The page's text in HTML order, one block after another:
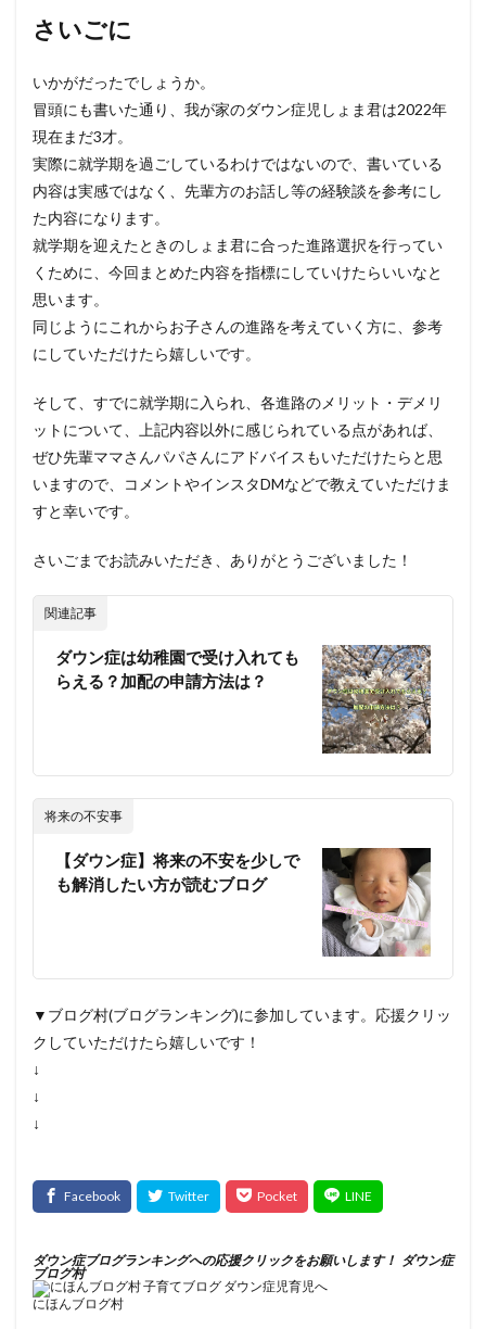
さいごに
いかがだったでしょうか。
冒頭にも書いた通り、我が家のダウン症児しょま君は2022年
現在まだ3才。
実際に就学期を過ごしているわけではないので、書いている
内容は実感ではなく、先輩方のお話し等の経験談を参考にし
た内容になります。
就学期を迎えたときのしょま君に合った進路選択を行ってい
くために、今回まとめた内容を指標にしていけたらいいなと
思います。
同じようにこれからお子さんの進路を考えていく方に、参考
にしていただけたら嬉しいです。
そして、すでに就学期に入られ、各進路のメリット・デメリ
ットについて、上記内容以外に感じられている点があれば、
ぜひ先輩ママさんパパさんにアドバイスもいただけたらと思
いますので、コメントやインスタDMなどで教えていただけま
すと幸いです。
さいごまでお読みいただき、ありがとうございました！
関連記事
ダウン症は幼稚園で受け入れても
らえる？加配の申請方法は？
将来の不安事
【ダウン症】将来の不安を少しで
も解消したい方が読むブログ
▼ブログ村(ブログランキング)に参加しています。応援クリッ
クしていただけたら嬉しいです！
↓
↓
↓
ダウン症ブログランキングへの応援クリックをお願いします！ ダウン症
ブログ村
にほんブログ村